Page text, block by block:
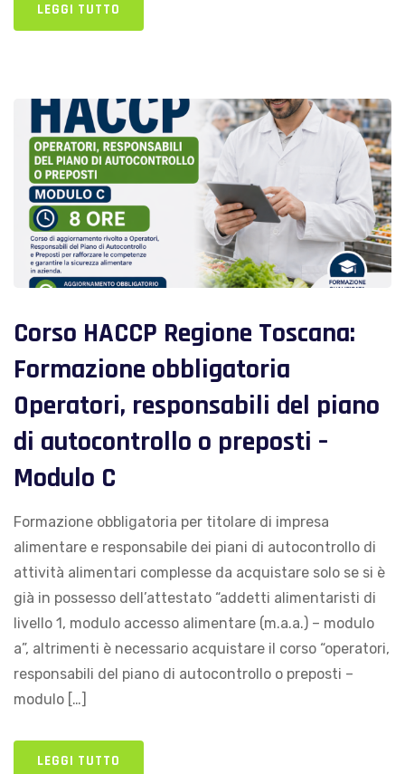
LEGGI TUTTO
Corso HACCP Regione Toscana:
Formazione obbligatoria
Operatori, responsabili del piano
di autocontrollo o preposti –
Modulo C
Formazione obbligatoria per titolare di impresa
alimentare e responsabile dei piani di autocontrollo di
attività alimentari complesse da acquistare solo se si è
già in possesso dell’attestato “addetti alimentaristi di
livello 1, modulo accesso alimentare (m.a.a.) – modulo
a”, altrimenti è necessario acquistare il corso “operatori,
responsabili del piano di autocontrollo o preposti –
modulo […]
LEGGI TUTTO